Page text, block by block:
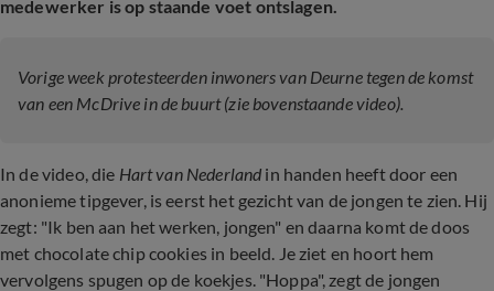
medewerker is op staande voet ontslagen.
Vorige week protesteerden inwoners van Deurne tegen de komst
van een McDrive in de buurt (zie bovenstaande video).
In de video, die Hart van Nederland in handen heeft door een
anonieme tipgever, is eerst het gezicht van de jongen te zien. Hij
zegt: "Ik ben aan het werken, jongen" en daarna komt de doos
met chocolate chip cookies in beeld. Je ziet en hoort hem
vervolgens spugen op de koekjes. "Hoppa", zegt de jongen